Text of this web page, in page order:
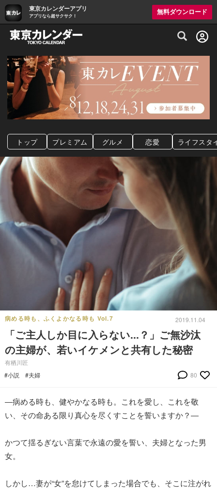
東京カレンダーアプリ
アプリなら超サクサク！
無料ダウンロード
グルメ情報・プレミアムレストラン予約
トップ プレミアム グルメ 恋愛 ライフスタ
病める時も、ふくよかなる時も Vol.7 2019.11.04
「ご主人しか目に入らない...？」ご無沙汰
の主婦が、若いイケメンと共有した秘密
有栖川匠
#小説
#夫婦 80
―病める時も、健やかなる時も。これを愛し、これを敬
い、その命ある限り真心を尽くすことを誓いますか？―
かつて揺るぎない言葉で永遠の愛を誓い、夫婦となった男
女。
しかし…妻が“女”を怠けてしまった場合でも、そこに注がれ